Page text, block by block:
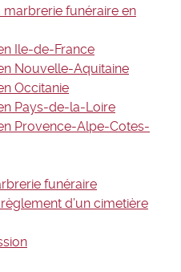
marbrerie funéraire en
Ile-de-France
Nouvelle-Aquitaine
Occitanie
Pays-de-la-Loire
Provence-Alpe-Cotes-
funéraire
d’un cimetière